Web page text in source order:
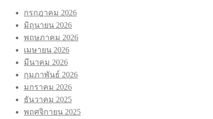
กรกฎาคม 2026
มิถุนายน 2026
พฤษภาคม 2026
เมษายน 2026
มีนาคม 2026
กุมภาพันธ์ 2026
มกราคม 2026
ธันวาคม 2025
พฤศจิกายน 2025